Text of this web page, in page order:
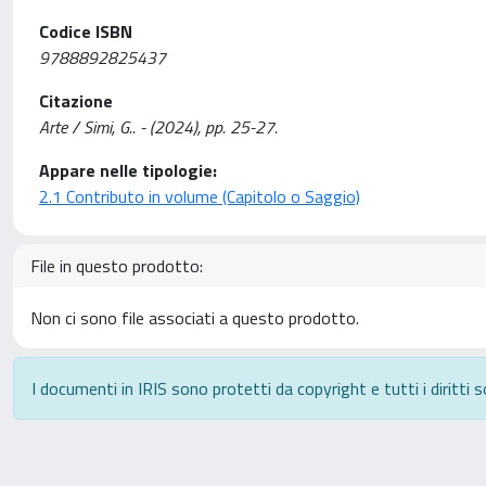
Codice ISBN
9788892825437
Citazione
Arte / Simi, G.. - (2024), pp. 25-27.
Appare nelle tipologie:
2.1 Contributo in volume (Capitolo o Saggio)
File in questo prodotto:
Non ci sono file associati a questo prodotto.
I documenti in IRIS sono protetti da copyright e tutti i diritti